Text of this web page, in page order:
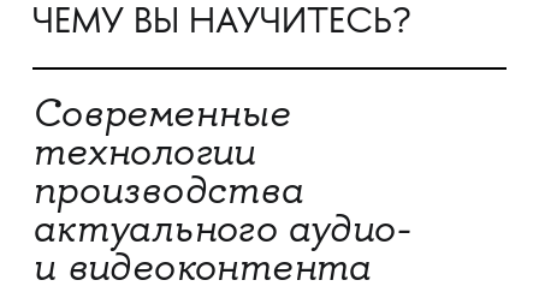
ЧЕМУ ВЫ НАУЧИТЕСЬ?
Современные
технологии
производства
актуального аудио-
и видеоконтента